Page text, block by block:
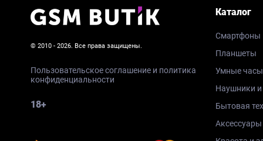
© 2010 - 2026. Все права защищены.
Пользовательское соглашение и политика
конфиденциальности
18+
Каталог
Смартфоны
Планшеты
Умные
Наушники
Бытовая
Аксессуары